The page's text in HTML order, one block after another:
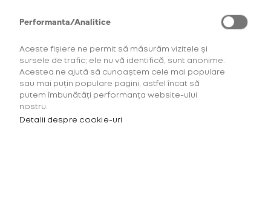
Performanta/Analitice
Aceste fișiere ne permit să măsurăm vizitele și
sursele de trafic; ele nu vă identifică, sunt anonime.
Acestea ne ajută să cunoaștem cele mai populare
sau mai puțin populare pagini, astfel încat să
putem îmbunătăți performanța website-ului
nostru.
Detalii despre cookie-uri